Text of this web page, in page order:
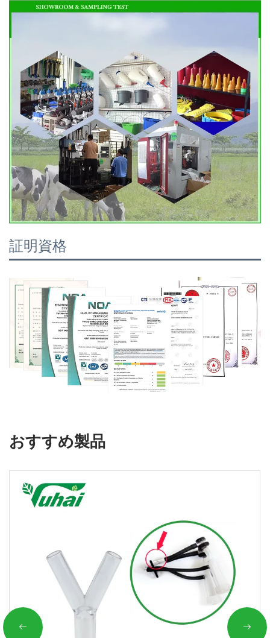
証明資格
おすすめ製品